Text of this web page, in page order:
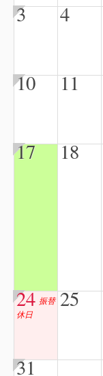
3 4
10 11
17 18
24 振替
休日
25
31